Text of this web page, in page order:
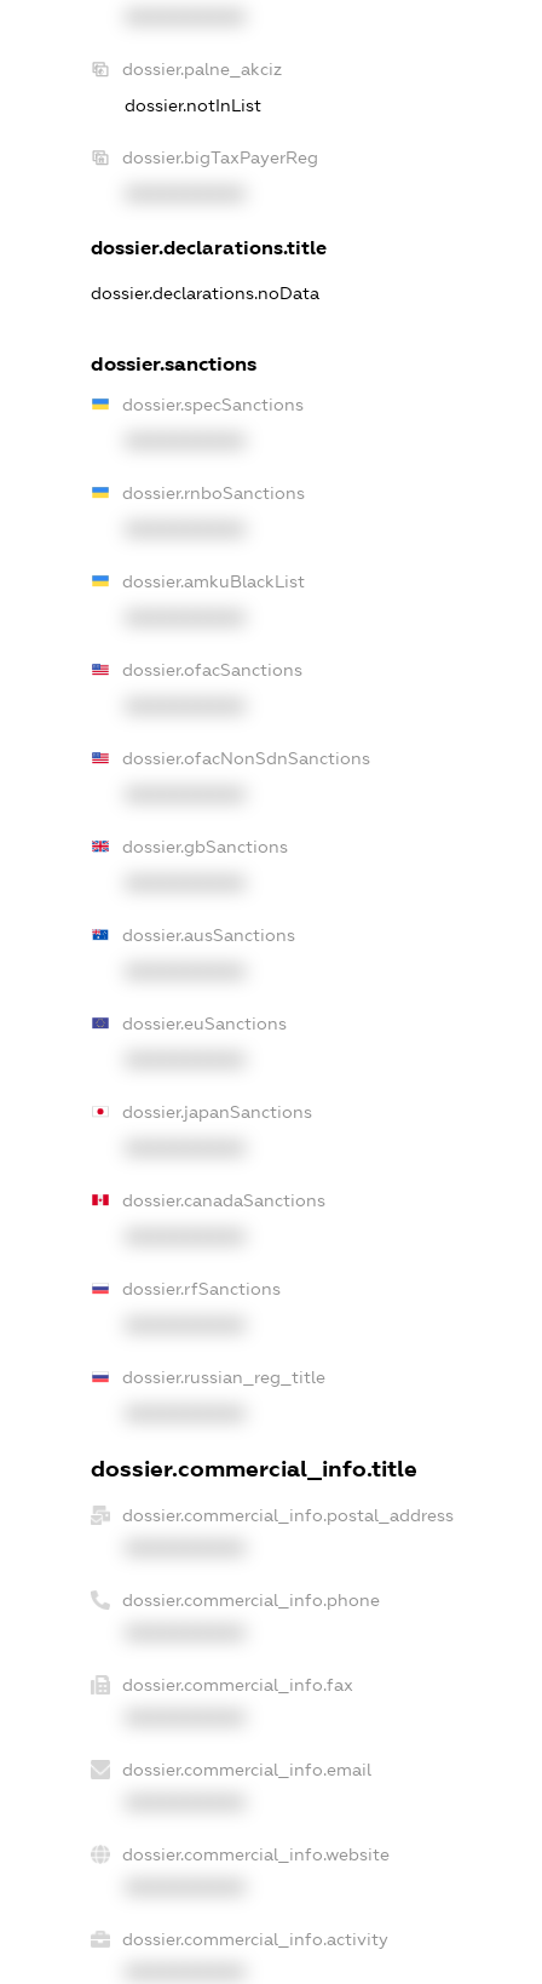
dossier.palne_akciz
dossier.notInList
dossier.bigTaxPayerReg
dossier.declarations.title
dossier.declarations.noData
dossier.sanctions
dossier.specSanctions
dossier.rnboSanctions
dossier.amkuBlackList
dossier.ofacSanctions
dossier.ofacNonSdnSanctions
dossier.gbSanctions
dossier.ausSanctions
dossier.euSanctions
dossier.japanSanctions
dossier.canadaSanctions
dossier.rfSanctions
dossier.russian_reg_title
dossier.commercial_info.title
dossier.commercial_info.postal_address
dossier.commercial_info.phone
dossier.commercial_info.fax
dossier.commercial_info.email
dossier.commercial_info.website
dossier.commercial_info.activity